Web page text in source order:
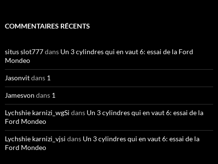
COMMENTAIRES RÉCENTS
situs slot777dans Un 3 cylindres qui en vaut 6: essai de la Ford
Mondeo
Jasonvitdans 1
Jamesvon dans 1
Lychshie karnizi_wgSi dans Un 3 cylindres qui en vaut 6: essai de la
Ford Mondeo
Lychshie karnizi_vjsi dans Un 3 cylindres qui en vaut 6: essai de la
Ford Mondeo